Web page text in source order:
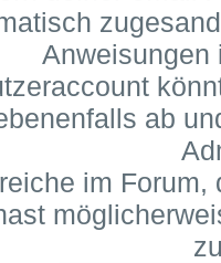
Anweisungen
ab
im